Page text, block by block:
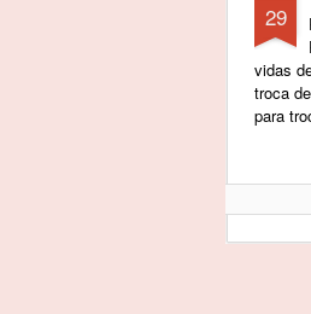
29
vidas
troca
para